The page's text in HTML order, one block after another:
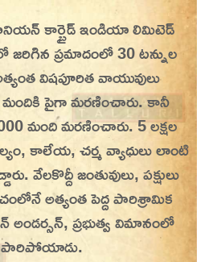
This Day | This Day in
| What Happened
eroju | charitra lo
కార్బైడ్ ఇండియా లిమిటెడ్
జరిగిన ప్రమాదంలో 30 టన్నుల
విషపూరిత వాయువులు
పైగా మరణించారు.కానీ
మంది మరణించారు. 5 లక్షల
కాలేయ, చర్మ వ్యాధులు లాంటి
వేలకొద్దీ జంతువులు, పక్షులు
అత్యంత పెద్ద పారిశ్రామిక
అండర్సన్‌, ప్రభుత్వ విమానంలో